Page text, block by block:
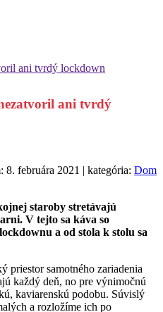
ani tvrdý
februára 2021 | kategória: Dom
staroby stretávajú
V tejto sa káva so
a od stola k stolu sa
priestor samotného zariadenia
každý deň, no pre výnimočnú
kaviarenskú podobu. Súvislý
a rozložíme ich po